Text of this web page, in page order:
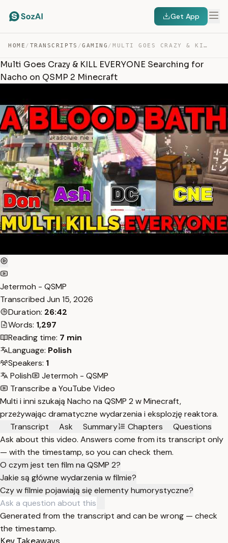
Get App
HOME / TRANSCRIPTS /GAMING / MULTI GOES CRAZY & KILL EVERYONE SEARCHING FOR NACHO ON… — TRANSCRIPT
Multi Goes Crazy & KILL EVERYONE Searching for
Nacho on QSMP 2 Minecraft
Jetermoh - QSMP
Transcribed Jun 15, 2026
Duration: 26:42
Words: 1,297
Reading time: 7 min
Language: Polish
Speakers: 1
Polish
Jetermoh - QSMP
Transcribe a YouTube Video
Multi i inni szukają Nacho na QSMP 2 w Minecraft,
przeżywając dramatyczne wydarzenia i eksplozję reaktora.
Transcript
Ask Summary Chapters
Questions
Ask about this video. Answers come from its transcript only
— with the timestamp, so you can check them.
O czym jest ten film na QSMP 2?
Jakie są główne wydarzenia w filmie?
Czy w filmie pojawiają się elementy humorystyczne?
Generated from the transcript and can be wrong — check
the timestamp.